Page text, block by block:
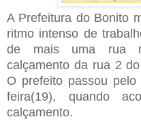
A Prefeitura do Bonito
ritmo intenso de
de mais uma rua
calçamento da rua 2
O prefeito passou
feira(19), quando
calçamento.